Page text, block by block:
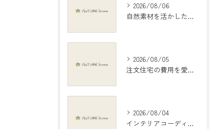
2026/08/06
自然素材を活かしたインテリアで愛知県稲沢市の暮らしを心地よくする選び方ガイド
2026/08/05
注文住宅の費用を愛知県江南市で現実的に把握する具体的シミュレーション
2026/08/04
インテリアコーディネートで岐阜県岐阜市の暮らしを彩る具体アイデアと地元デザイン活用術